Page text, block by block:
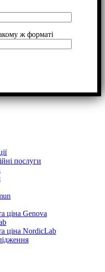
ж форматі
послуги
ціна Genova
ціна NordicLab